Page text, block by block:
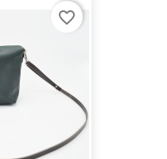
favorite_border